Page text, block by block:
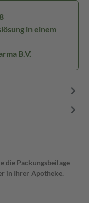
in einem
B.V.
die Packungsbeilage
in Ihrer Apotheke.